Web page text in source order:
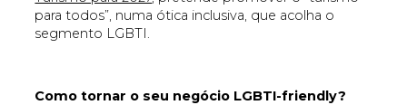
para todos”, numa ótica inclusiva, que acolha o
segmento LGBTI.
Como tornar o seu negócio LGBTI-friendly?